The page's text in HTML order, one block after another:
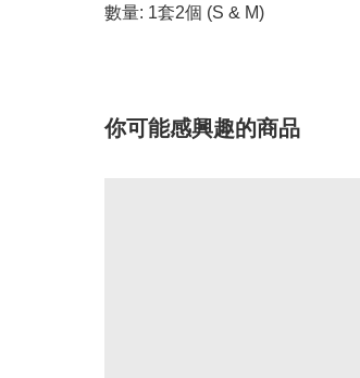
數量: 1套2個 (S & M)
你可能感興趣的商品